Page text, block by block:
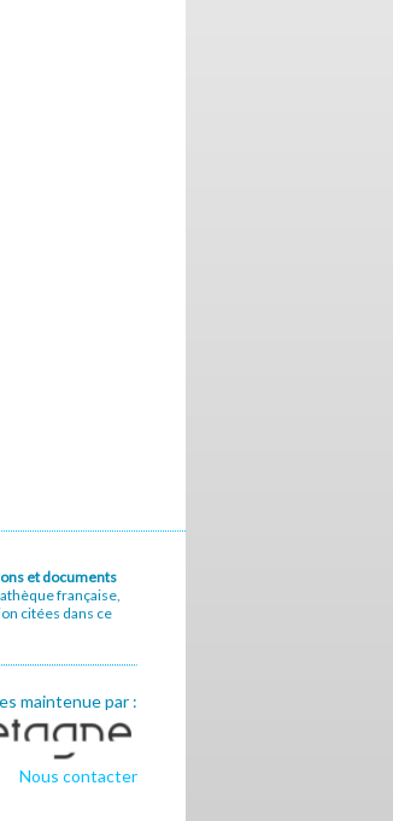
et documents
française,
citées dans ce
maintenue par :
Nous contacter